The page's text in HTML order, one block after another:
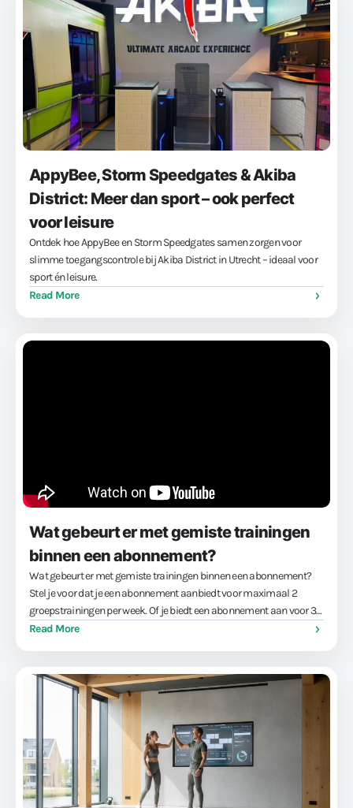
AppyBee, Storm Speedgates & Akiba
District: Meer dan sport – ook perfect
voor leisure
Ontdek hoe AppyBee en Storm Speedgates samen zorgen voor
slimme toegangscontrole bij Akiba District in Utrecht – ideaal voor
sport én leisure.
Read More
Wat gebeurt er met gemiste trainingen
binnen een abonnement?
Wat gebeurt er met gemiste trainingen binnen een abonnement?
Stel je voor dat je een abonnement aanbiedt voor maximaal 2
groepstrainingen per week. Of je biedt een abonnement aan voor 3
personal trainingen per maand. Beide abonnementen zijn per
Read More